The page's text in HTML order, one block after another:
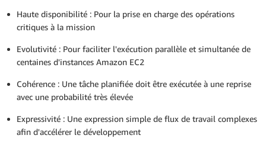
Haute disponibilité : Pour la prise en charge des opérations
critiques à la mission
Evolutivité : Pour faciliter l'exécution parallèle et simultanée de
centaines d'instances Amazon EC2
Cohérence : Une tâche planifiée doit être exécutée à une reprise
avec une probabilité très élevée
Expressivité : Une expression simple de flux de travail complexes
afin d'accélérer le développement